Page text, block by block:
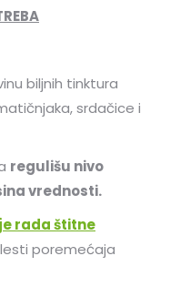
biljnih tinktura
srdačice i
regulišu nivo
vrednosti.
rada štitne
poremećaja